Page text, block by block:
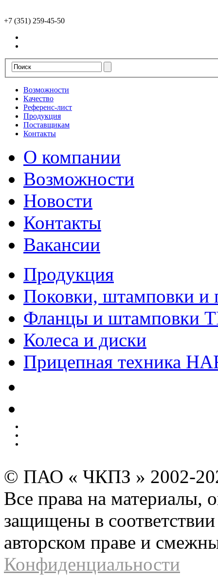
+7 (351) 259-45-50
Возможности
Качество
Референс-лист
Продукция
Поставщикам
Контакты
О компании
Возможности
Новости
Контакты
Вакансии
Продукция
Поковки, штамповки и
Фланцы и штамповки
Колеса и диски
Прицепная техника
© ПАО « ЧКПЗ » 2002-
Все права на материалы,
защищены в соответствии
авторском праве и
Конфиденциальности